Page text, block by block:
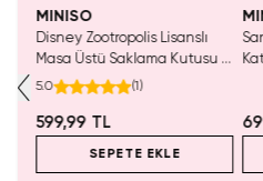
MINISO
Disney Zootropolis Lisanslı
Masa Üstü Saklama Kutusu –
Şeffaf Akrilik Düzenleyici ve
5.0 (1)
599,99 TL
SEPETE EKLE